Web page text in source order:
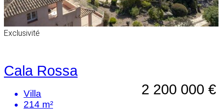
Exclusivité
Cala Rossa
2 200 000 €
Villa
214 m²